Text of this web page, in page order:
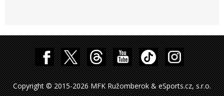
Copyright © 2015-2026 MFK Ružomberok & eSports.cz, s.r.o.